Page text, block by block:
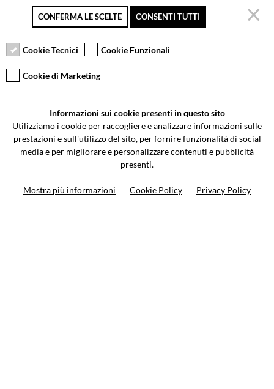
Secure payment
Free returns up to 30
Customer service
Via Galileo Galilei 5 | Verano Brianza (MB) 20843 | ITALY
0362-805407-info@valtermoto.com
CONFERMA LE SCELTE CONSENTI TUTTI
Cookie Tecnici Cookie Funzionali
Cookie di Marketing
Informazioni sui cookie presenti in questo sito
Utilizziamo i cookie per raccogliere e analizzare informazioni sulle
prestazioni e sull'utilizzo del sito, per fornire funzionalità di social
media e per migliorare e personalizzare contenuti e pubblicità
presenti.
Mostra più informazioni Cookie Policy Privacy Policy